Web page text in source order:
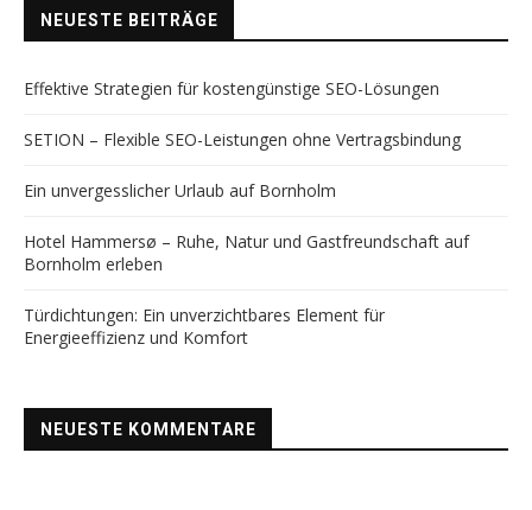
NEUESTE BEITRÄGE
Effektive Strategien für kostengünstige SEO-Lösungen
SETION – Flexible SEO-Leistungen ohne Vertragsbindung
Ein unvergesslicher Urlaub auf Bornholm
Hotel Hammersø – Ruhe, Natur und Gastfreundschaft auf
Bornholm erleben
Türdichtungen: Ein unverzichtbares Element für
Energieeffizienz und Komfort
NEUESTE KOMMENTARE